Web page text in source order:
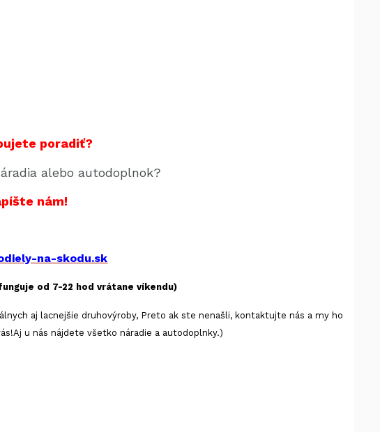
poradiť?
alebo autodoplnok?
nám!
na-skodu.sk
od 7-22 hod vrátane víkendu)
aj lacnejšie druhovýroby, Preto ak ste nenašli, kontaktujte nás a my ho
u nás nájdete všetko náradie a autodoplnky.)